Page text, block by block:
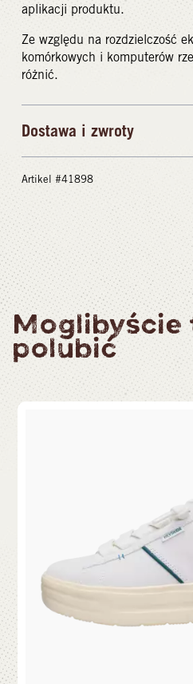
aplikacji produktu.
Ze względu na rozdzielczość
komórkowych i komputerów
różnić.
Dostawa i zwroty
Artikel #41898
Moglibyście
polubić